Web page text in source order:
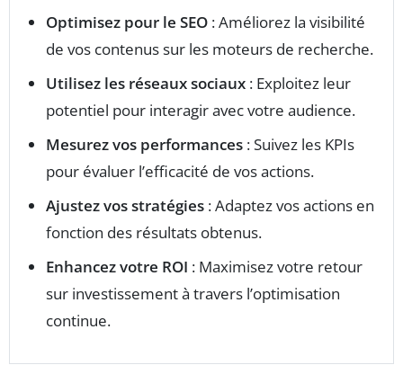
Optimisez pour le SEO : Améliorez la visibilité
de vos contenus sur les moteurs de recherche.
Utilisez les réseaux sociaux : Exploitez leur
potentiel pour interagir avec votre audience.
Mesurez vos performances : Suivez les KPIs
pour évaluer l’efficacité de vos actions.
Ajustez vos stratégies : Adaptez vos actions en
fonction des résultats obtenus.
Enhancez votre ROI : Maximisez votre retour
sur investissement à travers l’optimisation
continue.